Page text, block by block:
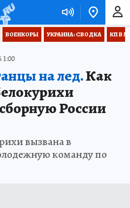
ВОЕНКОРЫ УКРАИНА: СВОДКА КП В
1:00
на лед.Как
России
вызвана в
команду по